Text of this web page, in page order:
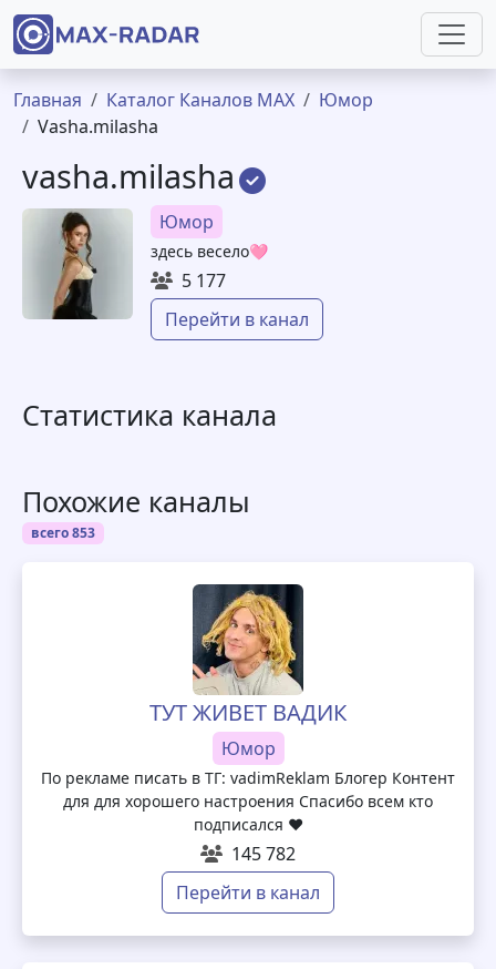
Перейти к основному содержанию
Строка навигации
Главная Каталог Каналов MAX
Юмор
Vasha.milasha
vasha.milasha
Юмор
здесь весело🩷
5 177
Перейти в канал
Статистика канала
Похожие каналы
всего 853
ТУТ ЖИВЕТ ВАДИК
Юмор
По рекламе писать в ТГ: vadimReklam Блогер Контент
для для хорошего настроения Спасибо всем кто
подписался ❤️
145 782
Перейти в канал